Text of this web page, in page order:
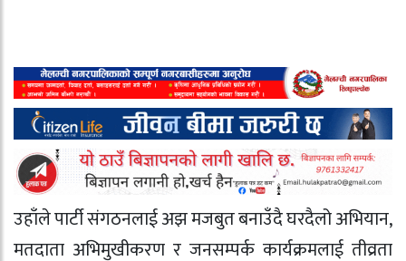
उहाँले पार्टी संगठनलाई अझ मजबुत बनाउँदै घरदैलो अभियान,
मतदाता अभिमुखीकरण र जनसम्पर्क कार्यक्रमलाई तीव्रता